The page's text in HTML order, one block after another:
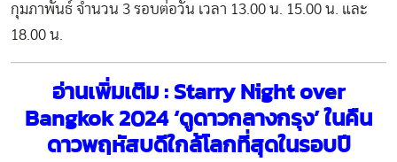
กุมภาพันธ์ จำนวน 3 รอบต่อวัน เวลา 13.00 น. 15.00 น. และ
18.00 น.
อ่านเพิ่มเติม : Starry Night over
Bangkok 2024 ‘ดูดาวกลางกรุง’ ในคืน
ดาวพฤหัสบดีใกล้โลกที่สุดในรอบปี